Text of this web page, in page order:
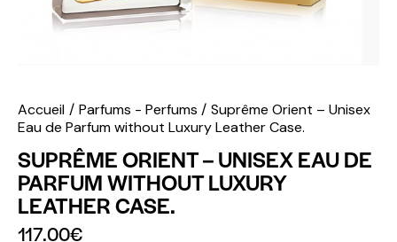
Accueil Parfums - Perfums
Suprême Orient – Unisex
Eau de Parfum without Luxury Leather Case.
SUPRÊME ORIENT – UNISEX EAU DE
PARFUM WITHOUT LUXURY
LEATHER CASE.
117.00€